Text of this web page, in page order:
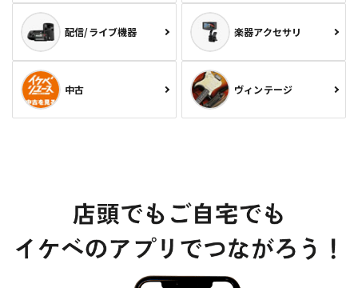
配信/ライブ機器 楽器アクセサリ
中古 ヴィンテージ